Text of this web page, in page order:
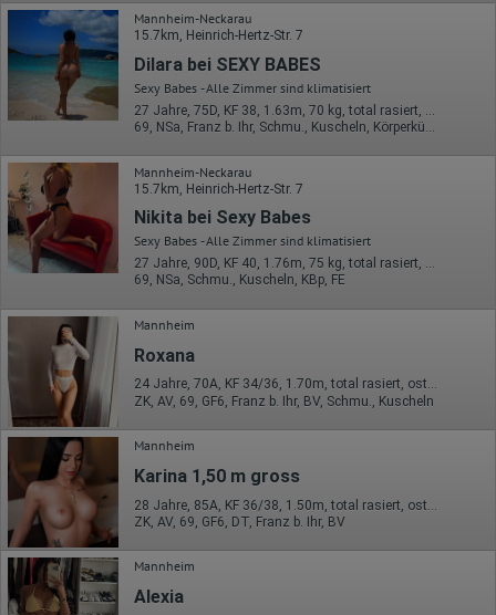
Webseiten sowie die von dem Browser übermittelte IP-Adresse
werden übertragen und gespeichert. Dabei können aus den
verarbeiteten Daten pseudonyme Nutzungsprofile der Nutzer
erstellt werden. Diese Informationen wird Google gegebenenfalls
auch an Dritte übertragen, sofern dies gesetzlich
vorgeschrieben wird oder, soweit Dritte diese Daten im Auftrag
von Google verarbeiten. Die IP-Adresse der Nutzer wird von
Google innerhalb von Mitgliedstaaten der Europäischen Union
Europäischen Wirtschaftsraum gekürzt, dies bedeutet, dass alle
Daten anonym erhoben werden. Nur in Ausnahmefällen wird die
volle IP-Adresse an einen Server von Google in den USA
übertragen und dort gekürzt. Die von dem Browser des Nutzers
übermittelte IP-Adresse wird nicht mit anderen Daten von Google
zusammengeführt.
Erhobene Informationen zum Besucherverhalten sind folgende:
Herkunft (Land und Stadt)
Sprache
Betriebssystem
Gerät (PC, Tablet-PC oder Smartphone)
Browser und alle verwendeten Add-ons
Auflösung des Computers
Besucherquelle (Facebook, Suchmaschine oder
verweisende Webseite)
Welche Dateien wurden heruntergeladen?
Welche Videos angeschaut?
Wurden Werbebanner angeklickt?
Wohin ging der Besucher? Klickte er auf weitere Seiten des
Portals oder hat er sie komplett verlassen?
Wie lange blieb der Besucher?
Ort der Verarbeitung:
Europäische Union & USA
Mannheim-Neckarau
15.7km, Heinrich-Hertz-Str. 7
Dilara bei SEXY BABES
Sexy Babes - Alle Zimmer sind klimatisiert
69, NSa, Franz b. Ihr, Schmu., Kuscheln, Körperküs., AV b. Ihm, KBp
Mannheim-Neckarau
15.7km, Heinrich-Hertz-Str. 7
Nikita bei Sexy Babes
Sexy Babes - Alle Zimmer sind klimatisiert
27 Jahre, 90D, KF 40, 1.76m, 75 kg, total rasiert, osteuropäisch
69, NSa, Schmu., Kuscheln, KBp, FE
Mannheim
Roxana
24 Jahre, 70A, KF 34/36, 1.70m, total rasiert, osteuropäisch
ZK, AV, 69, GF6, Franz b. Ihr, BV, Schmu., Kuscheln
Mannheim
Karina 1,50 m gross
ZK, AV, 69, GF6, DT, Franz b. Ihr, BV
Mannheim
Alexia